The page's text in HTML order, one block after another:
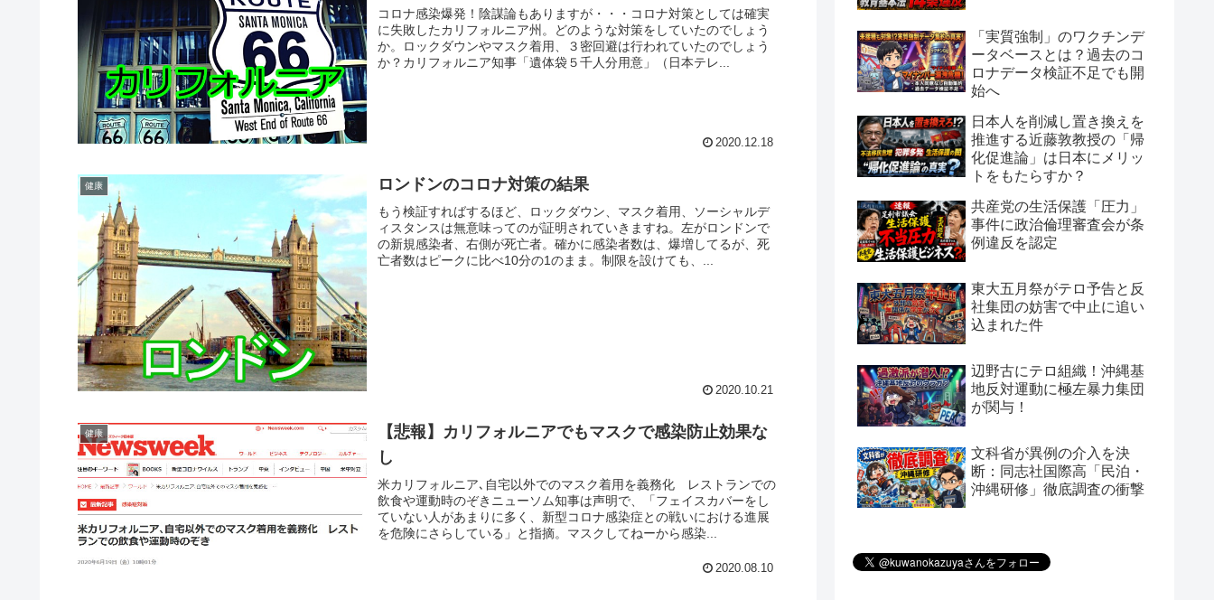
コロナ感染爆発！陰謀論もありますが・・・コロナ対策としては確実
に失敗したカリフォルニア州。どのような対策をしていたのでしょう
か。ロックダウンやマスク着用、３密回避は行われていたのでしょう
か？カリフォルニア知事「遺体袋５千人分用意」（日本テレ...
2020.12.18
健康 ロンドンのコロナ対策の結果
もう検証すればするほど、ロックダウン、マスク着用、ソーシャルデ
ィスタンスは無意味ってのが証明されていきますね。左がロンドンで
の新規感染者、右側が死亡者。確かに感染者数は、爆増してるが、死
亡者数はピークに比べ10分の1のまま。制限を設けても、...
2020.10.21
健康
【悲報】カリフォルニアでもマスクで感染防止効果な
し
米カリフォルニア､自宅以外でのマスク着用を義務化 レストランでの
飲食や運動時のぞきニューソム知事は声明で、「フェイスカバーをし
ていない人があまりに多く、新型コロナ感染症との戦いにおける進展
を危険にさらしている」と指摘。マスクしてねーから感染...
2020.08.10
「実質強制」のワクチンデ
ータベースとは？過去のコ
ロナデータ検証不足でも開
始へ
日本人を削減し置き換えを
推進する近藤敦教授の「帰
化促進論」は日本にメリッ
トをもたらすか？
共産党の生活保護「圧力」
事件に政治倫理審査会が条
例違反を認定
東大五月祭がテロ予告と反
社集団の妨害で中止に追い
込まれた件
辺野古にテロ組織！沖縄基
地反対運動に極左暴力集団
が関与！
文科省が異例の介入を決
断：同志社国際高「民泊・
沖縄研修」徹底調査の衝撃